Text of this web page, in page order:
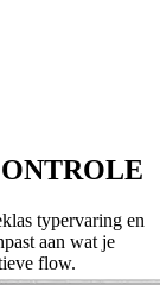
typervaring en
aan wat je
flow.